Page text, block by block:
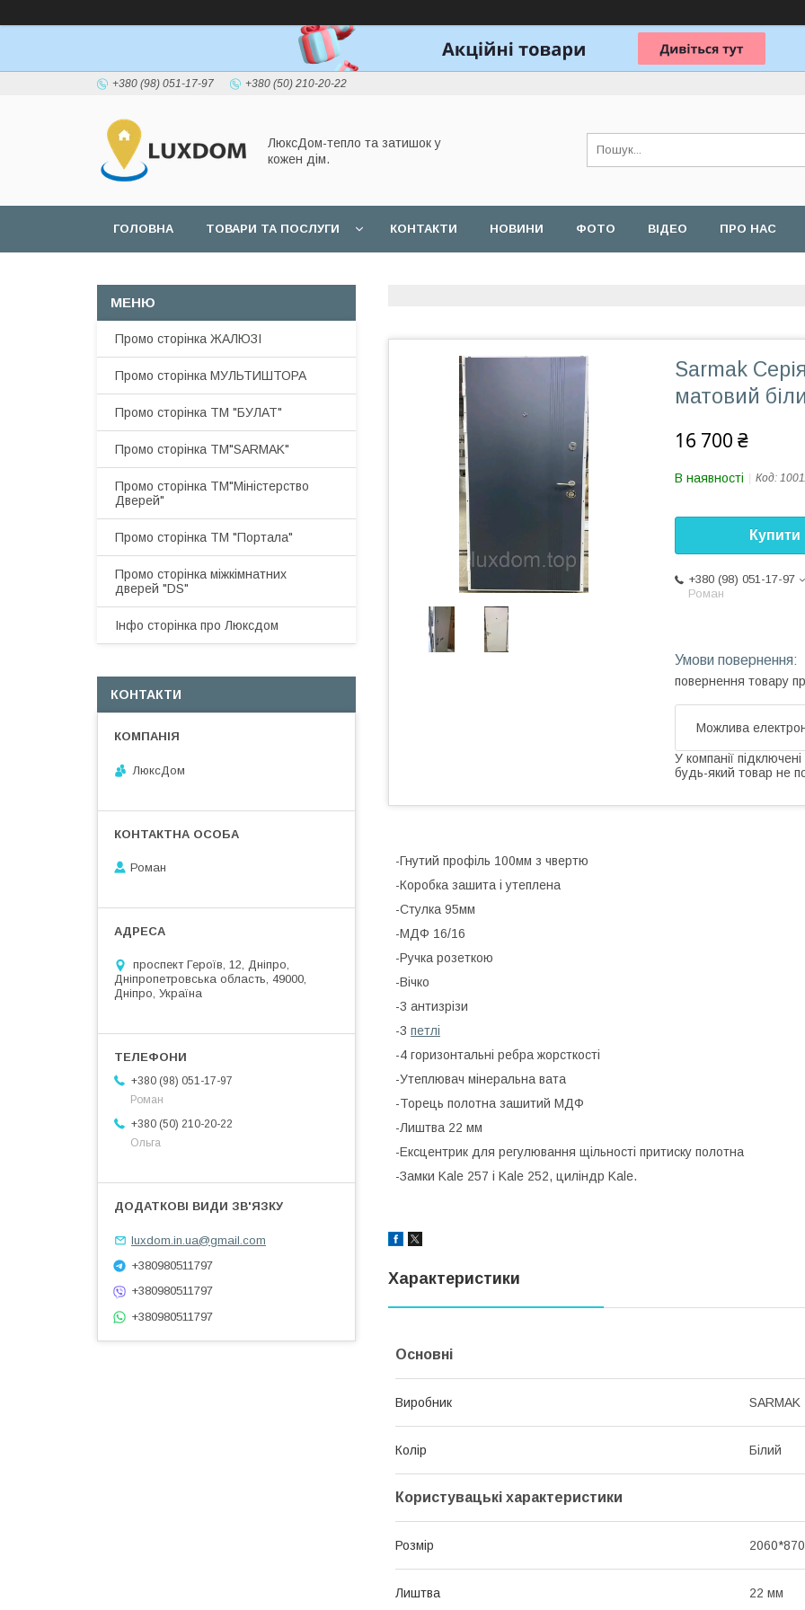
+380 (98) 051-17-97 +380 (50) 210-20-22
ЛюксДом-тепло та затишок у
кожен дім.
ГОЛОВНА ТОВАРИ ТА ПОСЛУГИ КОНТАКТИ НОВИНИ ФОТО ВІДЕО ПРО НАС
Sarmak
матовий
16 700 ₴
В наявності Код:
Купити
+380 (98) 051-17-97
Роман
повернення товару
У компанії
будь-який товар не
-Гнутий профіль 100мм з чвертю
-Коробка зашита і утеплена
-Стулка 95мм
-МДФ 16/16
-Ручка розеткою
-Вічко
-3 антизрізи
-3 петлі
-4 горизонтальні ребра жорсткості
-Утеплювач мінеральна вата
-Торець полотна зашитий МДФ
-Лиштва 22 мм
-Ексцентрик для регулювання щільності притиску полотна
-Замки Kale 257 і Kale 252, циліндр Kale.
Характеристики
Основні
Виробник SARMAK
Колір Білий
Користувацькі характеристики
Розмір
Лиштва 22 мм
Промо сторінка ЖАЛЮЗІ
Промо сторінка МУЛЬТИШТОРА
Промо сторінка ТМ "БУЛАТ"
Промо сторінка ТМ"SARMAK"
Промо сторінка ТМ"Міністерство
Дверей"
Промо сторінка ТМ "Портала"
Промо сторінка міжкімнатних
дверей "DS"
Інфо сторінка про Люксдом
КОНТАКТИ
ЛюксДом
Роман
проспект Героїв, 12, Дніпро,
Дніпропетровська область, 49000,
Дніпро, Україна
+380 (98) 051-17-97
Роман
+380 (50) 210-20-22
Ольга
luxdom.in.ua@gmail.com
+380980511797
+380980511797
+380980511797